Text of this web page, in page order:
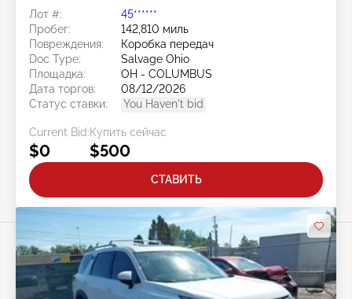
Лот #:
45******
Пробег:
142,810 миль
Повреждения:
Коробка передач
Doc Type:
Salvage Ohio
Площадка:
OH - COLUMBUS
Дата торгов:
08/12/2026
Статус ставки:
You Haven't bid
Current Bid:
$0
Купить сейчас
$500
СТАВИТЬ